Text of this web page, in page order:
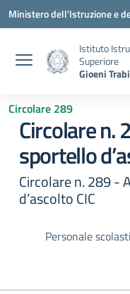
Vai ai contenuti
Vai al menu di navigazione
Vai al footer
Ministero dell'Istruzione e
Istituto
Superiore
Gioeni
Circolare 289
Circolare n.
sportello
Circolare n. 289 -
d’ascolto CIC
Personale